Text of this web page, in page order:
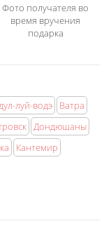
Фото получателя во
время вручения
подарка
луй-водэ
Ватра
Дондюшаны
Кантемир